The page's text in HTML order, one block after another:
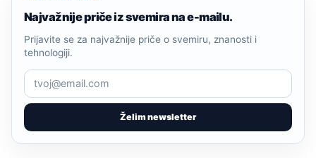
Najvažnije priče iz svemira na e-mailu.
Želim newsletter
Prijavite se za najvažnije priče o svemiru, znanosti i
tehnologiji.